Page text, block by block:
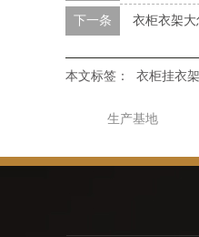
下一条 衣柜衣架大
本文标签： 衣柜挂衣
生产基地